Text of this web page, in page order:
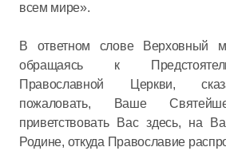
всем мире».
В ответном слове Верховный
обращаясь к
Православной Церкви,
пожаловать, Ваше
приветствовать Вас здесь, на
Родине, откуда Православие